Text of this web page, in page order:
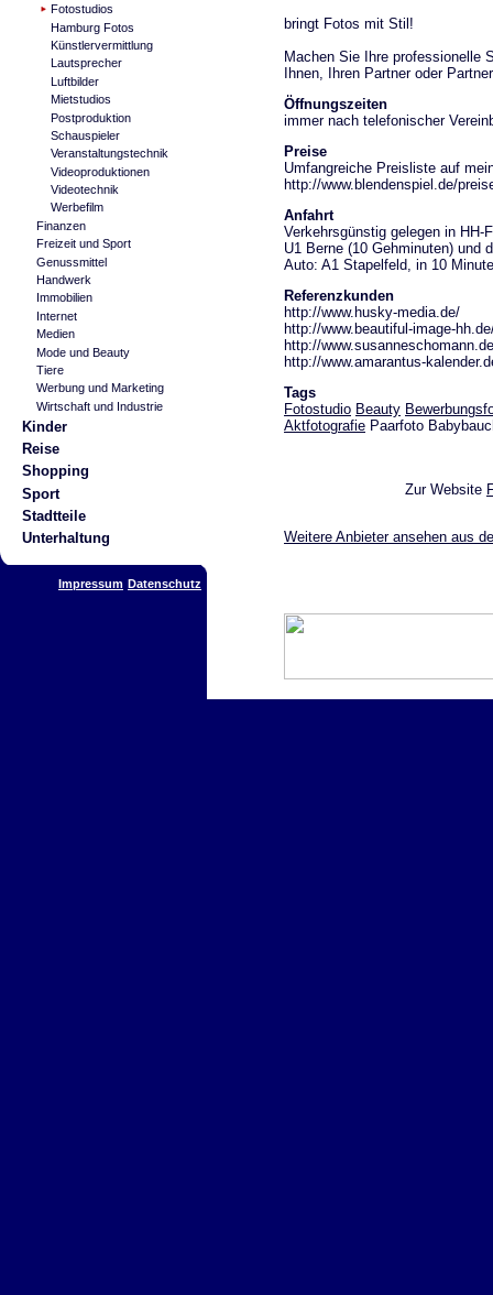
Fotostudios
Hamburg Fotos
Künstlervermittlung
Lautsprecher
Luftbilder
Mietstudios
Postproduktion
Schauspieler
Veranstaltungstechnik
Videoproduktionen
Videotechnik
Werbefilm
Finanzen
Freizeit und Sport
Genussmittel
Handwerk
Immobilien
Internet
Medien
Mode und Beauty
Tiere
Werbung und Marketing
Wirtschaft und Industrie
Kinder
Reise
Shopping
Sport
Stadtteile
Unterhaltung
Impressum Datenschutz
bringt Fotos mit Stil!
Machen Sie Ihre professionelle
Ihnen, Ihren Partner oder
Öffnungszeiten
immer nach telefonischer
Preise
Umfangreiche Preisliste auf
http://www.blendenspiel.de/
Anfahrt
Verkehrsgünstig gelegen in HH-
U1 Berne (10 Gehminuten) und
Auto: A1 Stapelfeld, in 10
Referenzkunden
http://www.husky-media.de/
http://www.beautiful-image-
http://
http://www.amarantus-
Tags
Fotostudio Beauty
Aktfotografie Paarfoto
Zur Website
Weitere Anbieter ansehen aus